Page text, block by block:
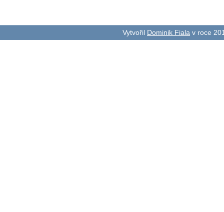
Vytvořil Dominik Fiala v roce